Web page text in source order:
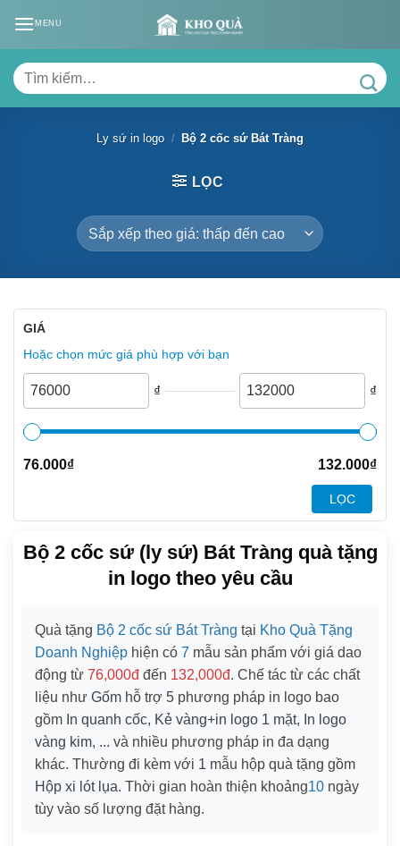
MENU
Tìm
kiếm:
Ly sứ in logo / Bộ 2 cốc sứ Bát Tràng
LỌC
GIÁ
Hoặc chọn mức giá phù hợp với bạn
₫ ₫
76.000₫ 132.000₫
LỌC
Bộ 2 cốc sứ (ly sứ) Bát Tràng quà tặng
in logo theo yêu cầu
Quà tặng Bộ 2 cốc sứ Bát Tràng tại Kho Quà Tặng
Doanh Nghiệp hiện có 7 mẫu sản phẩm với giá dao
động từ 76,000đ đến 132,000đ. Chế tác từ các chất
liệu như Gốm hỗ trợ 5 phương pháp in logo bao
gồm In quanh cốc, Kẻ vàng+in logo 1 mặt, In logo
vàng kim, ... và nhiều phương pháp in đa dạng
khác. Thường đi kèm với 1 mẫu hộp quà tặng gồm
Hộp xi lót lụa. Thời gian hoàn thiện khoảng10 ngày
tùy vào số lượng đặt hàng.